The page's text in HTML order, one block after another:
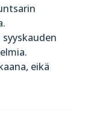
.
eikä